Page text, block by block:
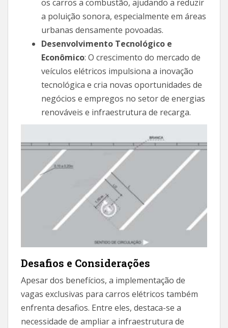
os carros a combustão, ajudando a reduzir
a poluição sonora, especialmente em áreas
urbanas densamente povoadas.
Desenvolvimento Tecnológico e
Econômico: O crescimento do mercado de
veículos elétricos impulsiona a inovação
tecnológica e cria novas oportunidades de
negócios e empregos no setor de energias
renováveis e infraestrutura de recarga.
Desafios e Considerações
Apesar dos benefícios, a implementação de
vagas exclusivas para carros elétricos também
enfrenta desafios. Entre eles, destaca-se a
necessidade de ampliar a infraestrutura de